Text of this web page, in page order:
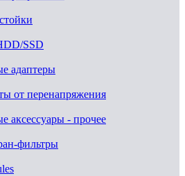
SSD
адаптеры
от перенапряжения
аксессуары - прочее
фильтры